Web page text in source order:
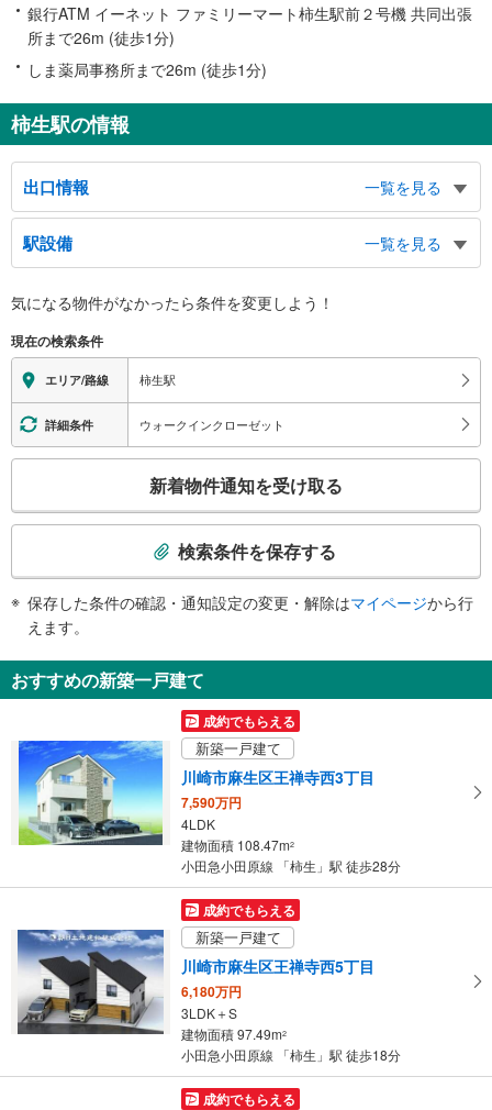
銀行ATM イーネット ファミリーマート柿生駅前２号機 共同出張
所まで26m (徒歩1分)
しま薬局事務所まで26m (徒歩1分)
柿生駅の情報
出口情報
一覧を見る
北口
バスのりば
南口
バスのりば
駅設備
一覧を見る
※段差なしでの移動経路
地上⇔改札⇔ホーム：○
エレベータ
・各ホーム⇔橋上連絡通路
トイレ
《多機能トイレ》
・１番線ホーム⇔南口改札
気になる物件がなかったら条件を変更しよう！
現在の検索条件
エリア/路線 柿生駅
詳細条件 ウォークインクローゼット
検
知
を
け
取
る
・
条
イ
ペ
ー
ジ
に
存
新着物件通知を受け取る
検索条件を保存する
保存した条件の確認・通知設定の変更・解除はマイページから行
えます。
おすすめの新築一戸建て
成約でもらえる
新築一戸建て
川崎市麻生区王禅寺西3丁目
7,590万円
4LDK
建物面積 108.47m2
小田急小田原線 「柿生」駅 徒歩28分
成約でもらえる
新築一戸建て
川崎市麻生区王禅寺西5丁目
6,180万円
3LDK＋S
建物面積 97.49m2
小田急小田原線 「柿生」駅 徒歩18分
成約でもらえる